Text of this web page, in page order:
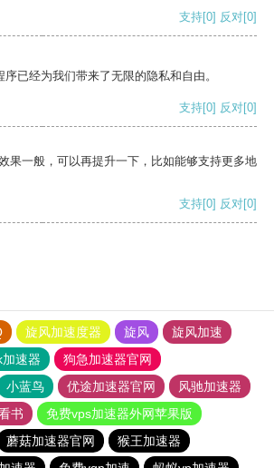
支持[0] 反对[0]
已经为我们带来了无限的隐私和自由。
支持[0] 反对[0]
果一般，可以再提升一下，比如能够支持更多地
支持[0] 反对[0]
旋风加速度器 旋风
旋风加速
速器
狗急加速器官网
小蓝鸟 优途加速器官网
风驰加速器
书
免费vps加速器外网苹果版
蘑菇加速器官网
猴王加速器